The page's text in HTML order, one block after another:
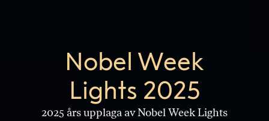
Nobel Week
Lights 2025
2025 års upplaga av Nobel Week Lights